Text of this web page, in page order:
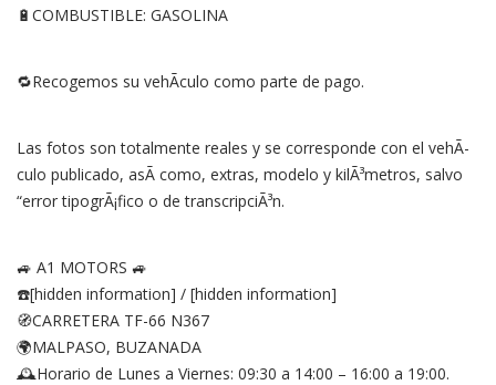
🔋COMBUSTIBLE: GASOLINA
🔁Recogemos su vehÃ­culo como parte de pago.
Las fotos son totalmente reales y se corresponde con el vehÃ­
culo publicado, asÃ­ como, extras, modelo y kilÃ³metros, salvo
“error tipogrÃ¡fico o de transcripciÃ³n.
🚙 A1 MOTORS 🚙
☎️[hidden information] / [hidden information]
🧭CARRETERA TF-66 N367
🌍MALPASO, BUZANADA
🕰Horario de Lunes a Viernes: 09:30 a 14:00 – 16:00 a 19:00.